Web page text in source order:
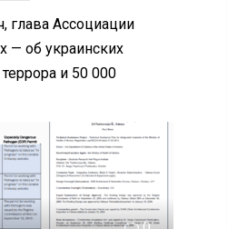
глава Ассоциации
— об украинских
и 50 000